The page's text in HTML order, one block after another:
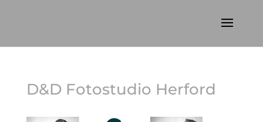
D&D Fotostudio Herford